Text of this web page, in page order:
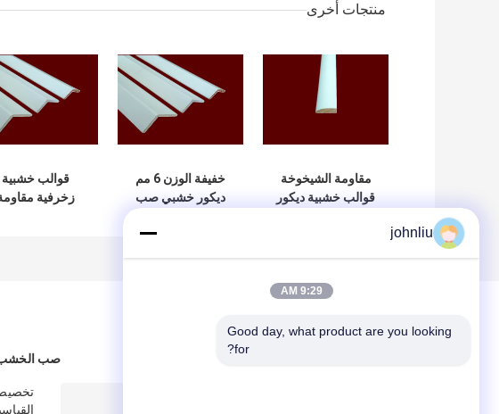
منتجات أخرى
مقاومة الشيخوخة
قوالب خشبية ديكور
خفيفة الوزن 6 مم
ديكور خشبي صب
قوالب خشبية
زخرفية
صب
johnliu
9:29 AM
Good day, what product are you looking
for?